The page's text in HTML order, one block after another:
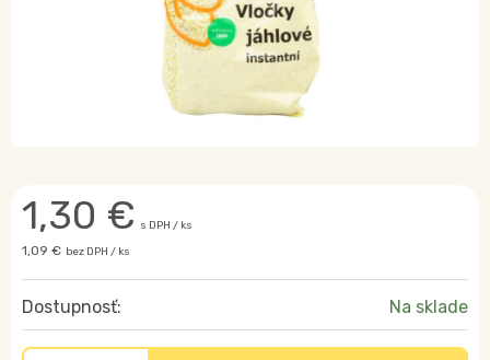
1,30 € s DPH / ks
1,09 € bez DPH / ks
Dostupnosť: Na sklade